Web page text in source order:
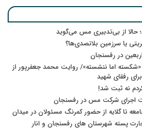
حالا از بی‌تدبیری مس می‌گوید
یا سرزمین بلاتصدی‌ها؟
در رفسنجان
«شکسته اما ننشسته»/ روایت محمد جعفرپور از
کردم نه ثبت شد!
اجرای شرکت مس در رفسنجان
تا گلایه از حضور کمرنگ مسئولان در میدان
پسته شهرستان های رفسنجان و انار